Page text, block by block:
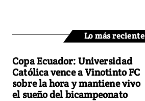
Lo más reciente
Copa Ecuador: Universidad
Católica vence a Vinotinto FC
sobre la hora y mantiene vivo
el sueño del bicampeonato